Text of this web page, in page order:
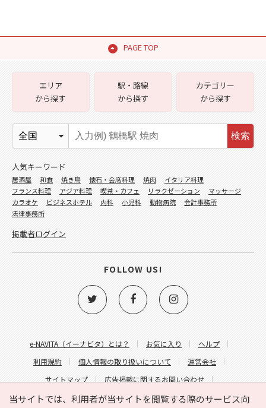
PAGE TOP
当サイトでは、利用者が当サイトを閲覧する際のサービス向
e-NAVITA（イーナビタ）とは？ お気に入り
ヘルプ
利用規約
個人情報の取り扱いについて
運営会社
サイトマップ
広告掲載に関するお問い合わせ
サイトの内容に関するお問い合わせ
エリア
から探す
駅・路線
から探す
カテゴリー
から探す
検索
人気キーワード
居酒屋 和食 焼き鳥 懐石・会席料理 焼肉
イタリア料理
フランス料理
アジア料理 喫茶・カフェ リラクゼーション
マッサージ
カラオケ
ビジネスホテル 内科 小児科 動物病院
会計事務所
法律事務所
掲載者ログイン
FOLLOW US!